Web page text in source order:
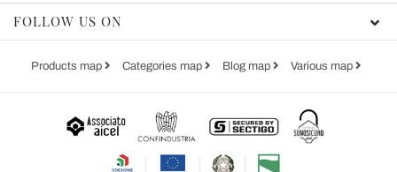
FOLLOW US ON
Products map Categories map Blog map Various map